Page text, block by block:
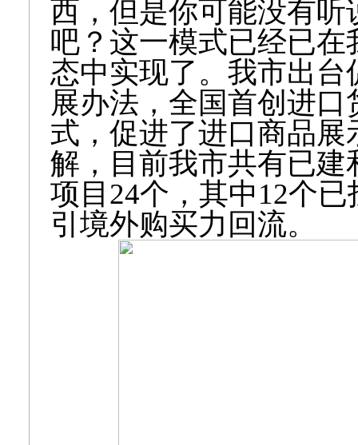
西，但是你可能没有
吧？这一模式已经已
态中实现了。我市出
展办法，全国首创进口
式，促进了进口商品
解，目前我市共有已
项目24个，其中12个
引境外购买力回流。